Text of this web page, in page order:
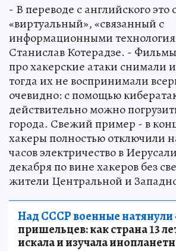
- В переводе с английского это
«виртуальный», «связанный с
информационными
Станислав Котерадзе. -
про хакерские атаки снимали
тогда их не воспринимали
очевидно: с помощью
действительно можно
города. Свежий пример - в
хакеры полностью отключили
часов электричество в
декабря по вине хакеров без
жители Центральной и
Над СССР военные натянули
пришельцев: как страна 13
искала и изучала